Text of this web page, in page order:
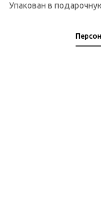
Упакован в